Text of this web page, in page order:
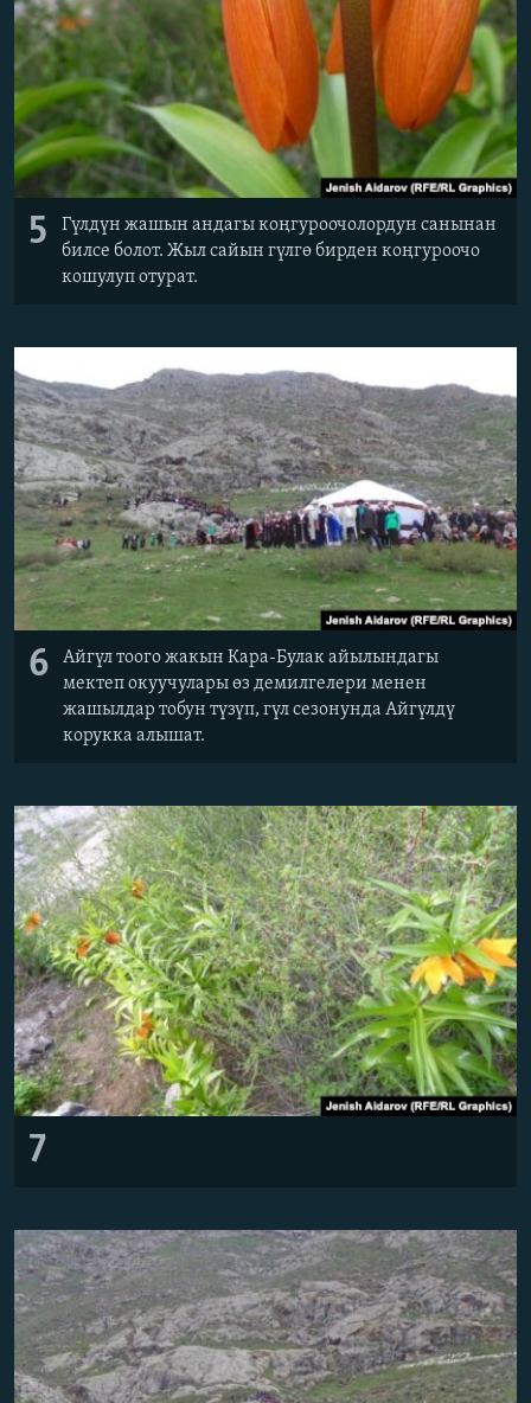
5
Гүлдүн жашын андагы коңгуроочолордун санынан
билсе болот. Жыл сайын гүлгө бирден коңгуроочо
кошулуп отурат.
6
Айгүл тоого жакын Кара-Булак айылындагы
мектеп окуучулары өз демилгелери менен
жашылдар тобун түзүп, гүл сезонунда Айгүлдү
корукка алышат.
7